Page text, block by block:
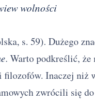
wolności
s. 59). Dużego
. Warto podkreślić,
Inaczej niż
zwrócili się do